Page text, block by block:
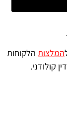
המלצות הלקוחות
קולודני.